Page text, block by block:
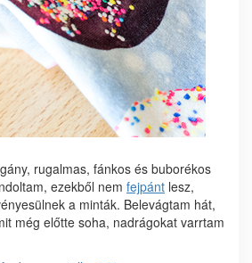
rugalmas, fánkos és buborékos
ezekből nem fejpánt lesz,
a minták. Belevágtam hát,
még előtte soha, nadrágokat varrtam